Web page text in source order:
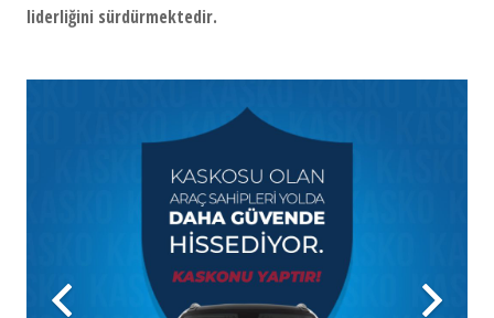
liderliğini sürdürmektedir.